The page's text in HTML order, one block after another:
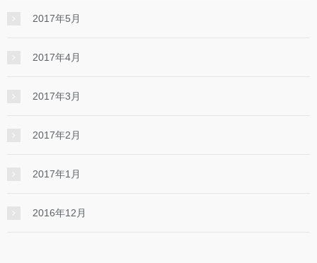
2017年5月
2017年4月
2017年3月
2017年2月
2017年1月
2016年12月